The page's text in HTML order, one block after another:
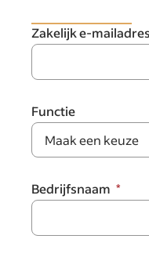
Zakelijk e-mailadres
Functie
Bedrijfsnaam